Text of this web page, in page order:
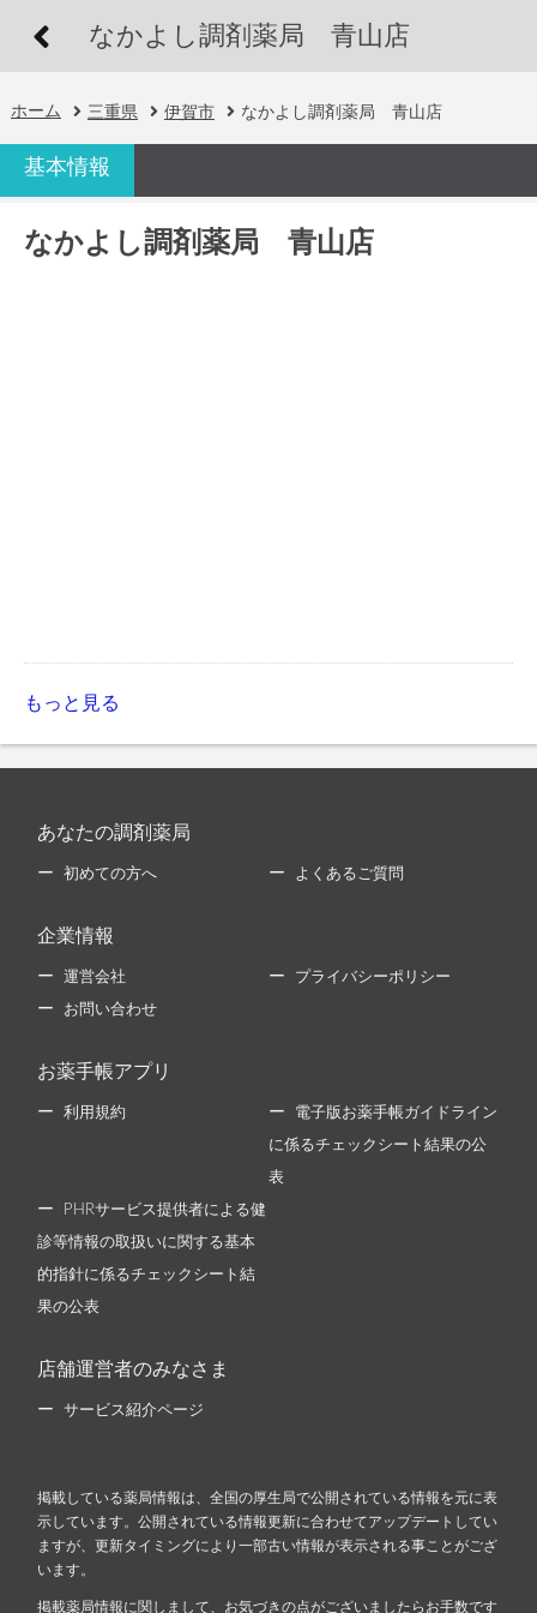
なかよし調剤薬局 青山店
ホーム 三重県 伊賀市 なかよし調剤薬局 青山店
基本情報
なかよし調剤薬局 青山店
もっと見る
あなたの調剤薬局
初めての方へ よくあるご質問
企業情報
運営会社 プライバシーポリシー
お問い合わせ
お薬手帳アプリ
利用規約 電子版お薬手帳ガイドライン
に係るチェックシート結果の公
表
PHRサービス提供者による健
診等情報の取扱いに関する基本
的指針に係るチェックシート結
果の公表
店舗運営者のみなさま
サービス紹介ページ
掲載している薬局情報は、全国の厚生局で公開されている情報を元に表
示しています。公開されている情報更新に合わせてアップデートしてい
ますが、更新タイミングにより一部古い情報が表示される事ことがござ
います。
掲載薬局情報に関しまして、お気づきの点がございましたらお手数です